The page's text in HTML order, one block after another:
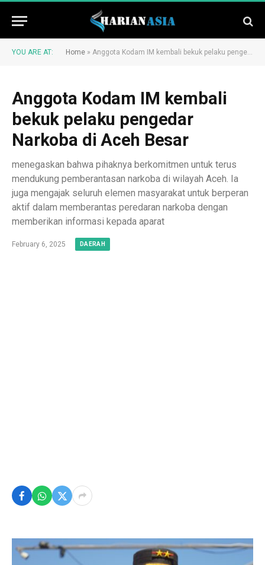
YOU ARE AT: Home » Anggota Kodam IM kembali bekuk pelaku pengedar Narkoba di Aceh Besar
Anggota Kodam IM kembali
bekuk pelaku pengedar
Narkoba di Aceh Besar
menegaskan bahwa pihaknya berkomitmen untuk terus
mendukung pemberantasan narkoba di wilayah Aceh. Ia
juga mengajak seluruh elemen masyarakat untuk berperan
aktif dalam memberantas peredaran narkoba dengan
memberikan informasi kepada aparat
February 6, 2025 DAERAH